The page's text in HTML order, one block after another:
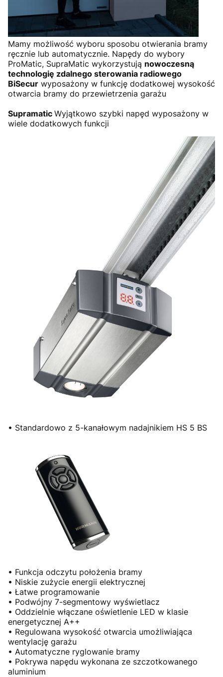
Mamy możliwość wyboru sposobu otwierania bramy
ręcznie lub automatycznie. Napędy do wybory
ProMatic, SupraMatic wykorzystują nowoczesną
technologię zdalnego sterowania radiowego
BiSecur wyposażony w funkcję dodatkowej wysokość
otwarcia bramy do przewietrzenia garażu
Supramatic Wyjątkowo szybki napęd wyposażony w
wiele dodatkowych funkcji
• Standardowo z 5-kanałowym nadajnikiem HS 5 BS
• Funkcja odczytu położenia bramy
• Niskie zużycie energii elektrycznej
• Łatwe programowanie
• Podwójny 7-segmentowy wyświetlacz
• Oddzielnie włączane oświetlenie LED w klasie
energetycznej A++
• Regulowana wysokość otwarcia umożliwiająca
wentylację garażu
• Automatyczne ryglowanie bramy
• Pokrywa napędu wykonana ze szczotkowanego
aluminium